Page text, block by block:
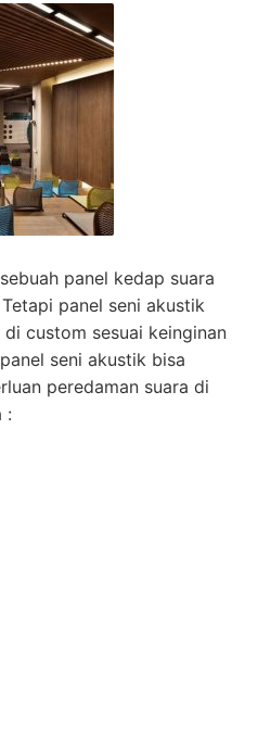
panel kedap suara
panel seni akustik
custom sesuai keinginan
seni akustik bisa
peredaman suara di
: